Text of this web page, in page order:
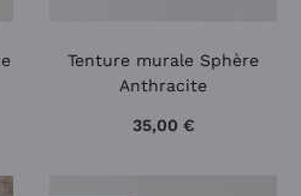
Tenture murale Sphère
Anthracite
35,00 €